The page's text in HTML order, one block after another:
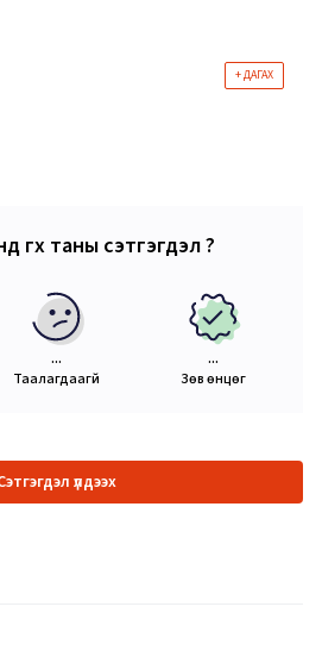
+ ДАГАХ
өгөх таны сэтгэгдэл ?
...
Таалагдаагүй
...
Зөв өнцөг
үлдээх